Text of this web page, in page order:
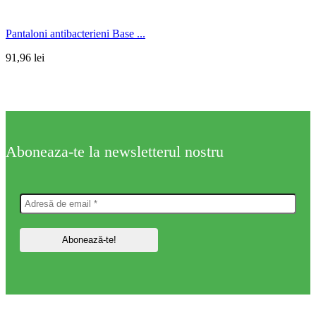
Pantaloni antibacterieni Base ...
91,96 lei
Aboneaza-te la newsletterul nostru